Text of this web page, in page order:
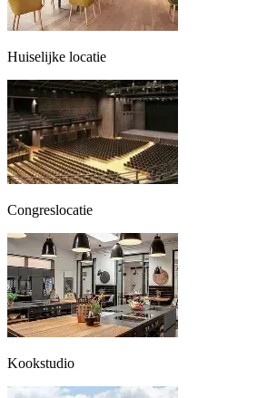
Huiselijke locatie
Congreslocatie
Kookstudio